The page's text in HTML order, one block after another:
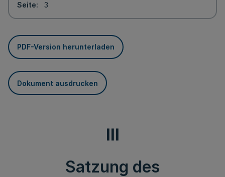
Seite
3
PDF-Version herunterladen
Dokument ausdrucken
III
Satzung des